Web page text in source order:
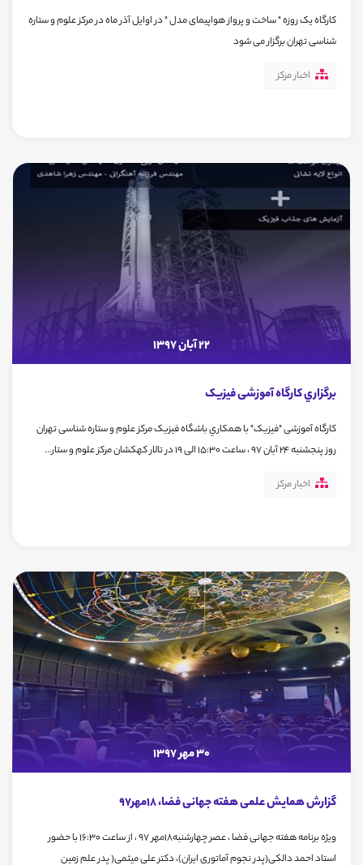
کارگاه یک روزه " ساخت و پرواز هواپیمای مدل " در اوایل آذر ماه در مرکز علوم و ستاره
شناسی تهران برگزار می شود
اخبار مرکز
22 آبان 1397
برگزاري كارگاه آموزشی فیزیک
كارگاه آموزشی "فیزیک" با همكاري باشگاه فیزیک مرکز علوم و ستاره شناسی تهران
روز پنجشنبه 24 آبان 97 ، ساعت 15:30 الی 19 در تالار کهکشان مرکز علوم و ستار...
اخبار مرکز
30 مهر 1397
گزارش همایش علمی هفته جهانی فضا، 18مهر97
ويژه برنامه هفته جهانی فضا ، عصر چهارشنبه18مهر 97 ، از ساعت 16:30 با حضور
استاد احمد دالکی(پدر نجوم آماتوری ایران)، دکتر علی میثمی( پدر علم زمین